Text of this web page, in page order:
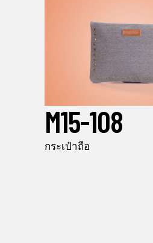
M15-108
กระเป๋าถือ